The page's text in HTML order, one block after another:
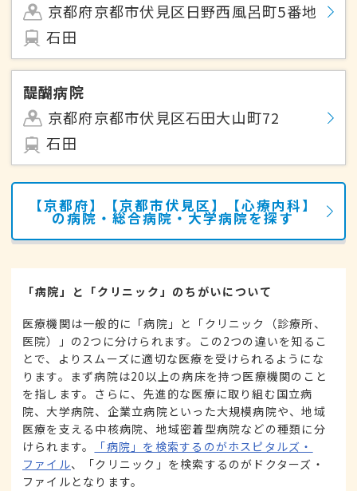
京都府京都市伏見区日野西風呂町5番地
石田
醍醐病院
京都府京都市伏見区石田大山町72
石田
【京都府】【京都市伏見区】【心療内科】
の病院・総合病院・大学病院を探す
「病院」と「クリニック」のちがいについて
医療機関は一般的に「病院」と「クリニック（診療所、
医院）」の2つに分けられます。この2つの違いを知るこ
とで、よりスムーズに適切な医療を受けられるようにな
ります。まず病院は20以上の病床を持つ医療機関のこと
を指します。さらに、先進的な医療に取り組む国立病
院、大学病院、企業立病院といった大規模病院や、地域
医療を支える中核病院、地域密着型病院などの種類に分
けられます。
「病院」を検索するのがホスピタルズ・
ファイル、「クリニック」を検索するのがドクターズ・
ファイルとなります。